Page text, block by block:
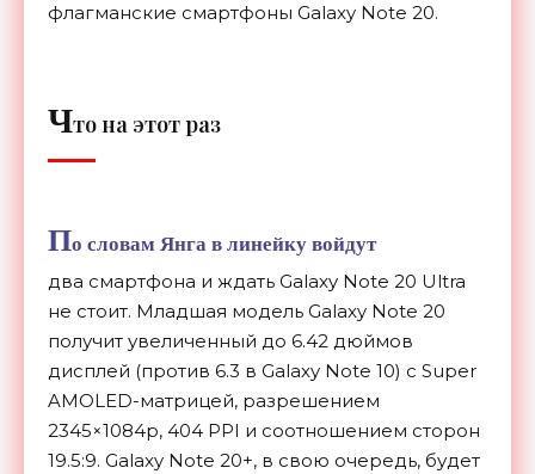
флагманские смартфоны Galaxy Note 20.
Что на этот раз
По словам Янга в линейку войдут
два смартфона и ждать Galaxy Note 20 Ultra
не стоит. Младшая модель Galaxy Note 20
получит увеличенный до 6.42 дюймов
дисплей (против 6.3 в Galaxy Note 10) с Super
AMOLED-матрицей, разрешением
2345×1084p, 404 PPI и соотношением сторон
19.5:9. Galaxy Note 20+, в свою очередь, будет